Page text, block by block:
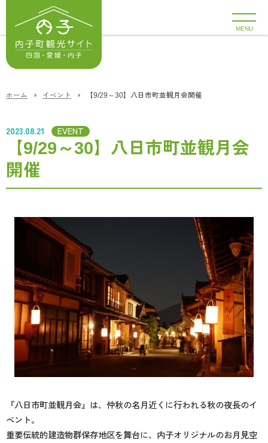
MENU
ホーム イベント 【9/29～30】八日市町並観月会開催
2023.08.21 EVENT
【9/29～30】八日市町並観月会
開催
『八日市町並観月会』は、仲秋の名月近くに行われる秋の夜長のイ
ベント。
重要伝統的建造物群保存地区を舞台に、内子オリジナルのお月見空